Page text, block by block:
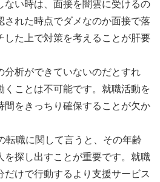
ない時は、面接を闇雲に受けるの
された時点でダメなのか面接で落
した上で対策を考えることが肝要
分析ができていないのだとすれ
くことは不可能です。就職活動を
間をきっちり確保することが欠か
転職に関して言うと、その年齢
を探し出すことが重要です。就職
だけで行動するより支援サービス